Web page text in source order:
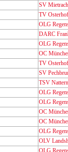
SV
TV
OLG
DARC
OLG
OC
TV
SV
TSV
OLG
OLG
OC
OC
OLG
OLV
OLG